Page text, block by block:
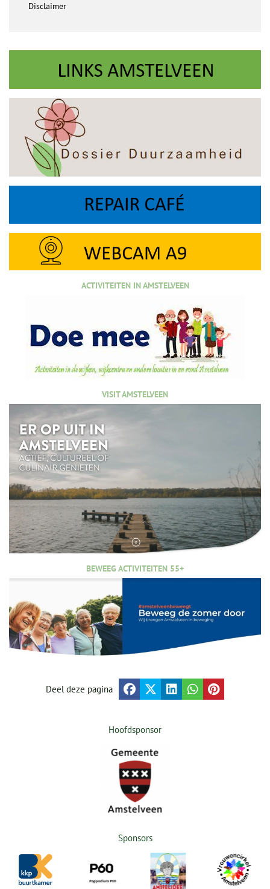
Disclaimer
ACTIVITEITEN IN AMSTELVEEN
VISIT AMSTELVEEN
BEWEEG ACTIVITEITEN 55+
Deel deze pagina
Hoofdsponsor
Sponsors